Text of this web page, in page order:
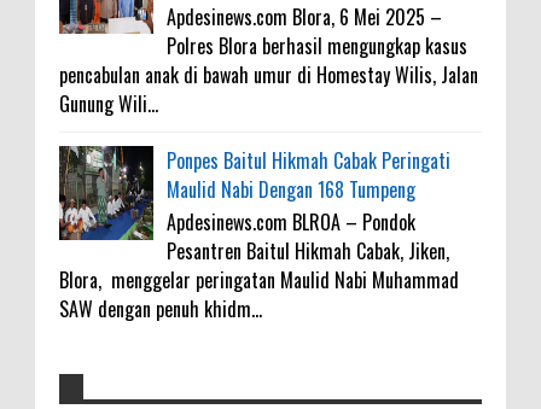
Apdesinews.com Blora, 6 Mei 2025 –
Polres Blora berhasil mengungkap kasus
pencabulan anak di bawah umur di Homestay Wilis, Jalan
Gunung Wili...
Ponpes Baitul Hikmah Cabak Peringati
Maulid Nabi Dengan 168 Tumpeng
Apdesinews.com BLROA – Pondok
Pesantren Baitul Hikmah Cabak, Jiken,
Blora, menggelar peringatan Maulid Nabi Muhammad
SAW dengan penuh khidm...
4000 Petani Hutan Blora Bakal Digelontor
galateapacino: